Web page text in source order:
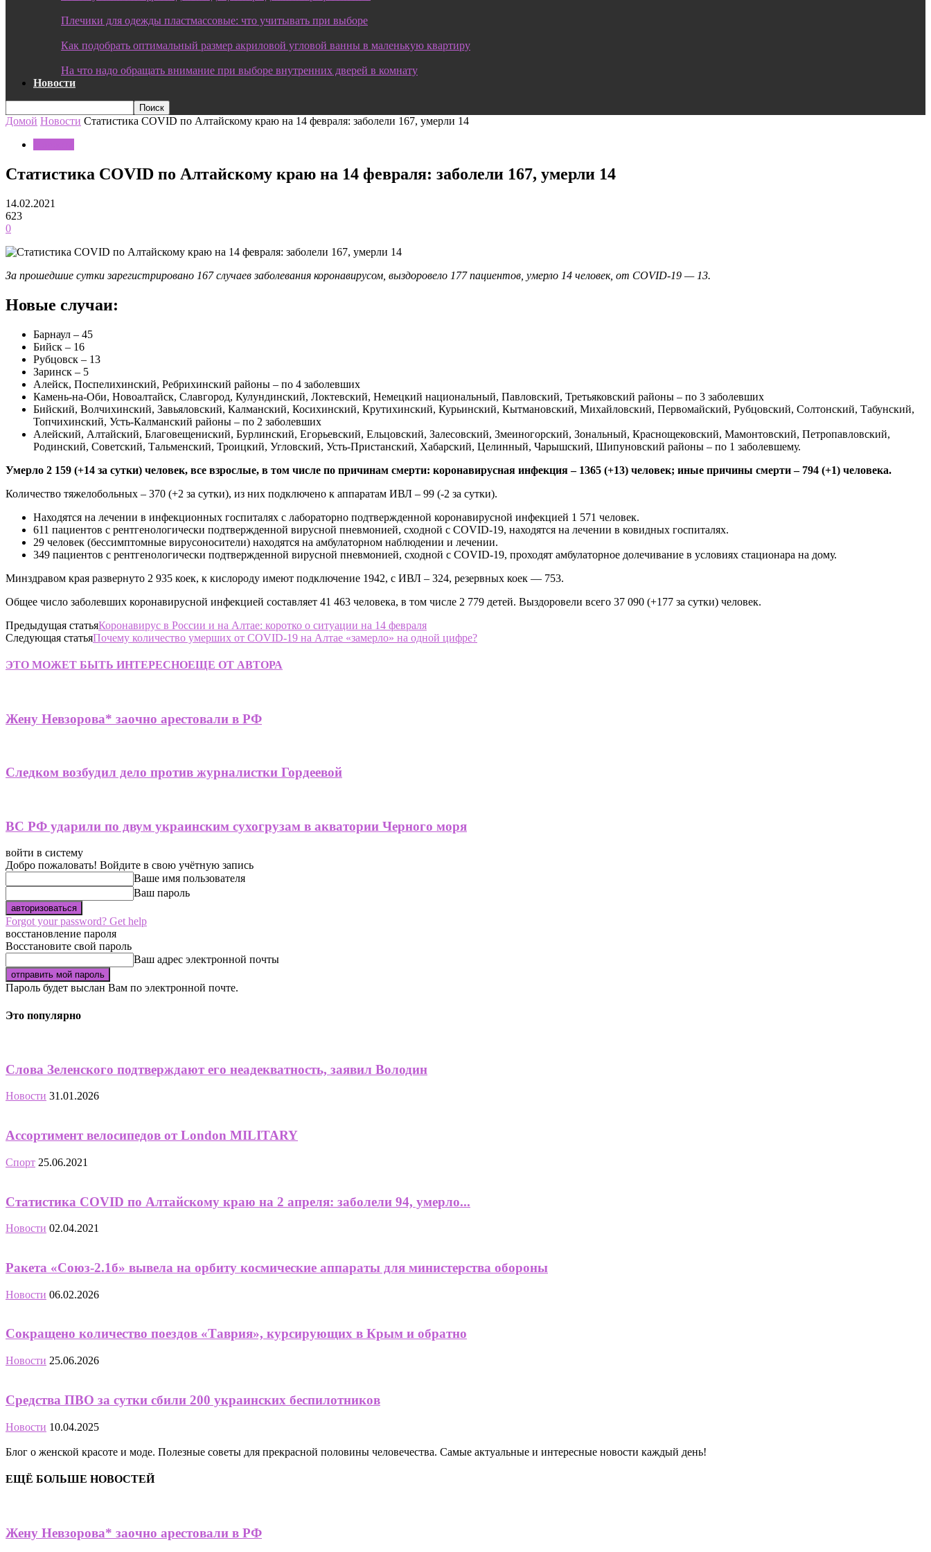
Плечики для одежды пластмассовые: что учитывать при выборе
Как подобрать оптимальный размер акриловой угловой ванны в маленькую квартиру
На что надо обращать внимание при выборе внутренних дверей в комнату
Новости
Домой Новости Статистика COVID по Алтайскому краю на 14 февраля: заболели 167, умерли 14
Статистика COVID по Алтайскому краю на 14 февраля: заболели 167, умерли 14
14.02.2021
623
0
За прошедшие сутки зарегистрировано 167 случаев заболевания коронавирусом, выздоровело 177 пациентов, умерло 14 человек, от COVID-19 — 13.
Новые случаи:
Барнаул – 45
Бийск – 16
Рубцовск – 13
Заринск – 5
Алейск, Поспелихинский, Ребрихинский районы – по 4 заболевших
Камень-на-Оби, Новоалтайск, Славгород, Кулундинский, Локтевский, Немецкий национальный, Павловский, Третьяковский районы – по 3 заболевших
Бийский, Волчихинский, Завьяловский, Калманский, Косихинский, Крутихинский, Курьинский, Кытмановский, Михайловский, Первомайский, Рубцовский, Солтонский, Табунский,
Топчихинский, Усть-Калманский районы – по 2 заболевших
Алейский, Алтайский, Благовещениский, Бурлинский, Егорьевский, Ельцовский, Залесовский, Змеиногорский, Зональный, Краснощековский, Мамонтовский, Петропавловский,
Родинский, Советский, Тальменский, Троицкий, Угловский, Усть-Пристанский, Хабарский, Целинный, Чарышский, Шипуновский районы – по 1 заболевшему.
Умерло 2 159 (+14 за сутки) человек, все взрослые, в том числе по причинам смерти: коронавирусная инфекция – 1365 (+13) человек; иные причины смерти – 794 (+1) человека.
Количество тяжелобольных – 370 (+2 за сутки), из них подключено к аппаратам ИВЛ – 99 (-2 за сутки).
Находятся на лечении в инфекционных госпиталях с лабораторно подтвержденной коронавирусной инфекцией 1 571 человек.
611 пациентов с рентгенологически подтвержденной вирусной пневмонией, сходной с COVID-19, находятся на лечении в ковидных госпиталях.
29 человек (бессимптомные вирусоносители) находятся на амбулаторном наблюдении и лечении.
349 пациентов с рентгенологически подтвержденной вирусной пневмонией, сходной с COVID-19, проходят амбулаторное долечивание в условиях стационара на дому.
Минздравом края развернуто 2 935 коек, к кислороду имеют подключение 1942, с ИВЛ – 324, резервных коек — 753.
Общее число заболевших коронавирусной инфекцией составляет 41 463 человека, в том числе 2 779 детей. Выздоровели всего 37 090 (+177 за сутки) человек.
Предыдущая статьяКоронавирус в России и на Алтае: коротко о ситуации на 14 февраля
Следующая статьяПочему количество умерших от COVID-19 на Алтае «замерло» на одной цифре?
ЭТО МОЖЕТ БЫТЬ ИНТЕРЕСНОЕЩЕ ОТ АВТОРА
Жену Невзорова* заочно арестовали в РФ
Следком возбудил дело против журналистки Гордеевой
ВС РФ ударили по двум украинским сухогрузам в акватории Черного моря
войти в систему
Добро пожаловать! Войдите в свою учётную запись
Ваше имя пользователя
Ваш пароль
Forgot your password? Get help
восстановление пароля
Восстановите свой пароль
Ваш адрес электронной почты
Пароль будет выслан Вам по электронной почте.
Это популярно
Слова Зеленского подтверждают его неадекватность, заявил Володин
Новости 31.01.2026
Ассортимент велосипедов от London MILITARY
Спорт 25.06.2021
Статистика COVID по Алтайскому краю на 2 апреля: заболели 94, умерло...
Новости 02.04.2021
Ракета «Союз-2.1б» вывела на орбиту космические аппараты для министерства обороны
Новости 06.02.2026
Сокращено количество поездов «Таврия», курсирующих в Крым и обратно
Новости 25.06.2026
Средства ПВО за сутки сбили 200 украинских беспилотников
Новости 10.04.2025
Блог о женской красоте и моде. Полезные советы для прекрасной половины человечества. Самые актуальные и интересные новости каждый день!
ЕЩЁ БОЛЬШЕ НОВОСТЕЙ
Жену Невзорова* заочно арестовали в РФ